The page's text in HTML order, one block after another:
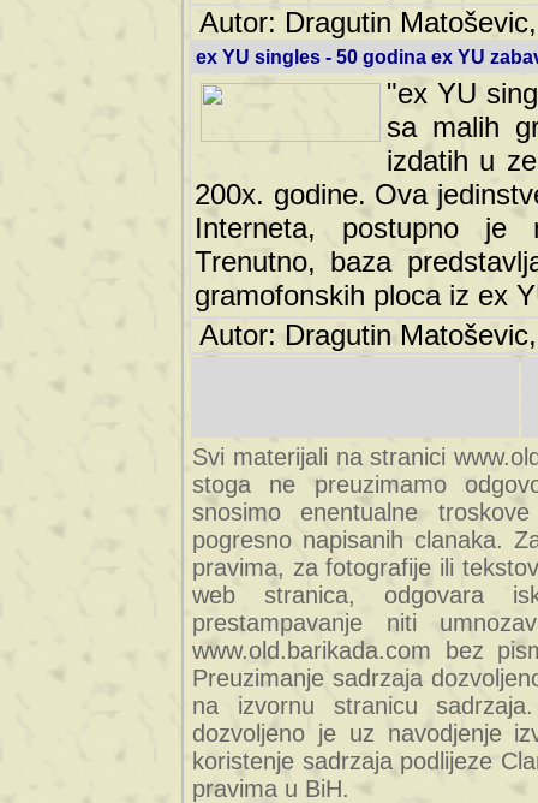
Autor: Dragutin
ex YU singles - 50 godina ex YU
"ex YU
sa malih
izdatih u
200x. godine. Ova
Interneta, postupno je
baza predstavlja
ploca iz ex YU.
Autor: Dragutin
Svi materijali na stranici
stoga ne preuzimamo
snosimo enentualne
pogresno napisanih clanaka.
pravima, za fotografije ili
web stranica, odgovara
prestampavanje niti
www.old.barikada.com bez
Preuzimanje sadrzaja
na izvornu stranicu
dozvoljeno je uz navodjenje
koristenje sadrzaja podlijeze
pravima u BiH.